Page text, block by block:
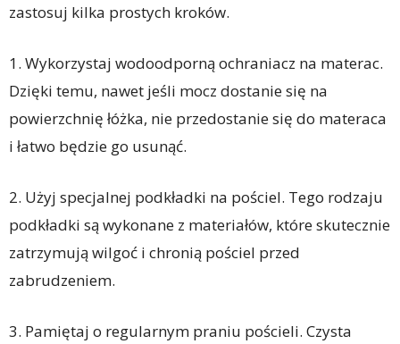
zastosuj kilka prostych kroków.
1. Wykorzystaj wodoodporną ochraniacz na materac.
Dzięki temu, nawet jeśli mocz dostanie się na
powierzchnię łóżka, nie przedostanie się do materaca
i łatwo będzie go usunąć.
2. Użyj specjalnej podkładki na pościel. Tego rodzaju
podkładki są wykonane z materiałów, które skutecznie
zatrzymują wilgoć i chronią pościel przed
zabrudzeniem.
3. Pamiętaj o regularnym praniu pościeli. Czysta